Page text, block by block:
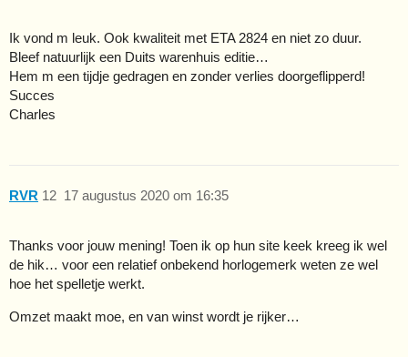
Ik vond m leuk. Ook kwaliteit met ETA 2824 en niet zo duur.
Bleef natuurlijk een Duits warenhuis editie…
Hem m een tijdje gedragen en zonder verlies doorgeflipperd!
Succes
Charles
RVR 17 augustus 2020 om 16:35
12
Thanks voor jouw mening! Toen ik op hun site keek kreeg ik wel
de hik… voor een relatief onbekend horlogemerk weten ze wel
hoe het spelletje werkt.
Omzet maakt moe, en van winst wordt je rijker…